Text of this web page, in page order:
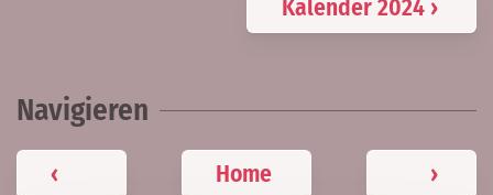
Kalender 2024 ›
Navigieren
‹ Home ›